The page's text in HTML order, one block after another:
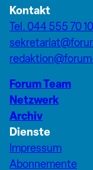
Kontakt
Tel. 044 555 70
Forum Team
Netzwerk
Archiv
Dienste
Impressum
Abonnemente